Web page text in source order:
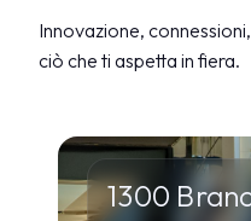
Education
MEDIA ROOM
Accredito stampa
Info e contatti
Servizi per i media
Innovazione,
ciò che ti aspetta in fiera.
1300